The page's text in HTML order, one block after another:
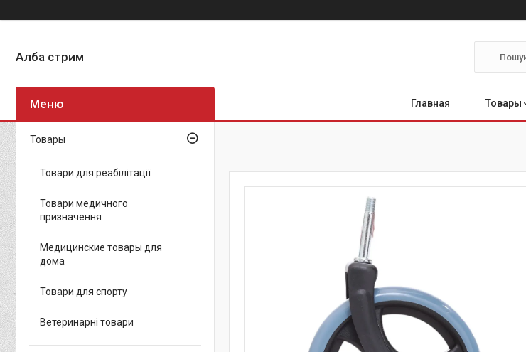
Алба стрим
Главная Товары
Товары
Товари для реабілітації
Товари медичного
призначення
Медицинские товары для
дома
Товари для спорту
Ветеринарні товари